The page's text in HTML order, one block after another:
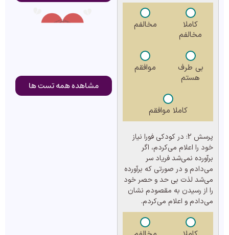
کاملا
مخالفم
مخالفم
بی طرف
هستم
موافقم
کاملا موافقم
پرسش 2:
در کودکی فورا نیاز
خود را اعلام می‌کردم، اگر
برآورده نمی‌شد فریاد سر
می‌دادم و در صورتی که برآورده
می‌شد لذت بی حد و حصر خود
را از رسیدن به مقصودم نشان
می‌دادم و اعلام می‌کردم.
مشاهده همه تست ها